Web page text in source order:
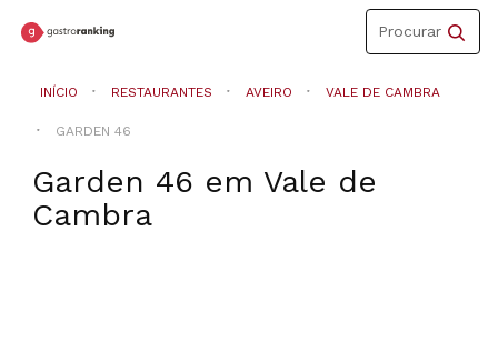
Toggle
navigation
Procurar
INÍCIO RESTAURANTES AVEIRO VALE DE CAMBRA
GARDEN 46
Garden 46 em Vale de
Cambra